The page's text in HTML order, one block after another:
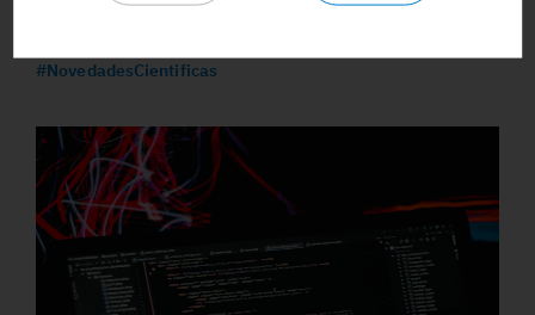
#Biopsialiquida
#EnfermedadMinimaResidual
#NovedadesCientificas